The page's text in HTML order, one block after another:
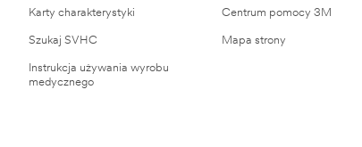
Karty charakterystyki
Szukaj SVHC
Instrukcja używania wyrobu
medycznego
Centrum pomocy 3M
Mapa strony